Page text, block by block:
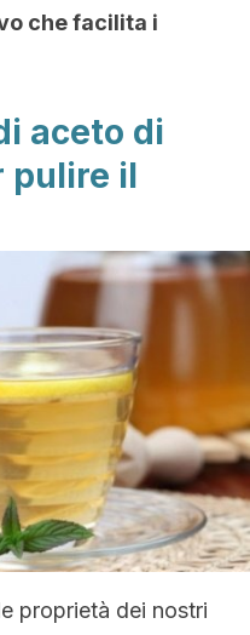
che facilita i
aceto di
pulire il
proprietà dei nostri